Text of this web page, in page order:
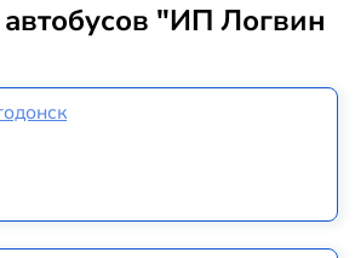
"ИП Логвин